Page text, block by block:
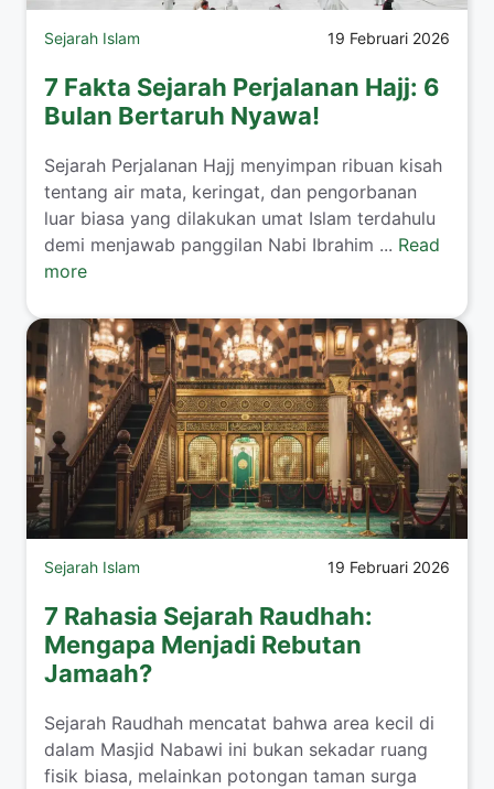
Sejarah Islam 19 Februari 2026
7 Fakta Sejarah Perjalanan Hajj: 6
Bulan Bertaruh Nyawa!
Sejarah Perjalanan Hajj menyimpan ribuan kisah
tentang air mata, keringat, dan pengorbanan
luar biasa yang dilakukan umat Islam terdahulu
demi menjawab panggilan Nabi Ibrahim ... Read
more
Sejarah Islam 19 Februari 2026
7 Rahasia Sejarah Raudhah:
Mengapa Menjadi Rebutan
Jamaah?
Sejarah Raudhah mencatat bahwa area kecil di
dalam Masjid Nabawi ini bukan sekadar ruang
fisik biasa, melainkan potongan taman surga